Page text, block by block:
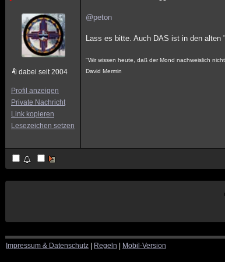
dabei seit 2004
Profil anzeigen
Private Nachricht
Link kopieren
Lesezeichen setzen
@peton
Lass es bitte. Auch DAS ist in den alten
"Wir wissen heute, daß der Mond nachweislich
David Mermin
Impressum & Datenschutz Regeln Mobil-Version